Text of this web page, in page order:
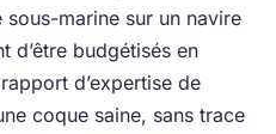
marine sur un navire
d’être budgétisés en
d’expertise de
coque saine, sans trace